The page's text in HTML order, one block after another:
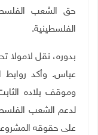
حق الشعب
الفلسطينية.
بدوره، نقل لامولا
عباس. وأكد روابط
وموقف بلاده
لدعم الشعب
على حقوقه